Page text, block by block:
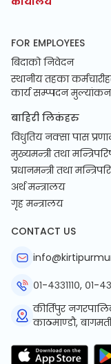
FOR EMPLOYEES
बिदाको निवेदन
स्थानीय तहका
कार्य सम्प्पदन
बाहिरी लिकंहरु
विधुतिय नक्सा पास
मुख्यमन्त्री तथा
प्रधानमन्त्री तथा
अर्थ मन्त्रालय
गृह मन्त्रालय
CONTACT US
०१-४३३१११०, ०१-
कीर्तिपुर
काठमाण्डौ,